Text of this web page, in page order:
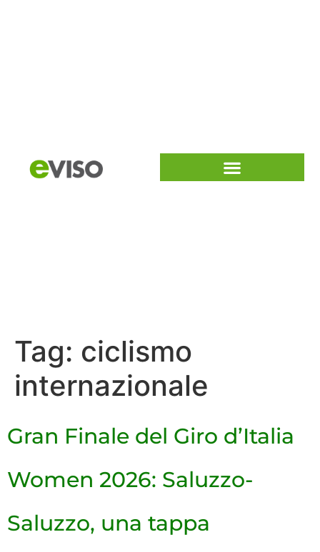
Tag: ciclismo
internazionale
Gran Finale del Giro d’Italia
Women 2026: Saluzzo-
Saluzzo, una tappa